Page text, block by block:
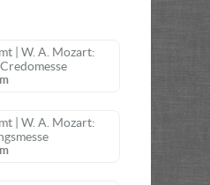
| W. A. Mozart:
| W. A. Mozart: